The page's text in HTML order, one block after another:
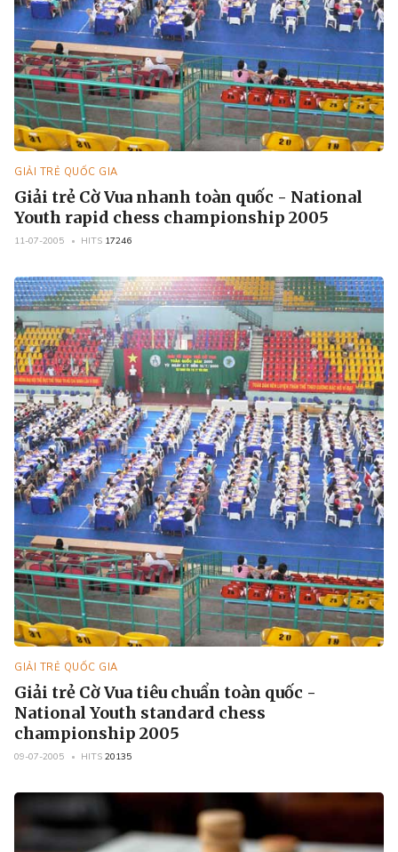
GIẢI TRẺ QUỐC GIA
Giải trẻ Cờ Vua nhanh toàn quốc - National
Youth rapid chess championship 2005
11-07-2005 HITS 17246
GIẢI TRẺ QUỐC GIA
Giải trẻ Cờ Vua tiêu chuẩn toàn quốc -
National Youth standard chess
championship 2005
09-07-2005 HITS 20135